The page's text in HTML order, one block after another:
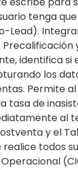
tenga
identifica
los
Permite
de
al
y el
todos